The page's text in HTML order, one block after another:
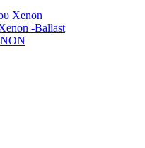
Xenon
-Ballast